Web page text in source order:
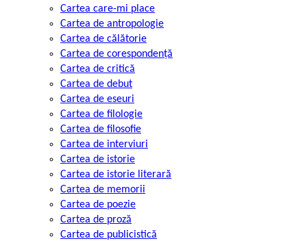
Cartea care-mi place
Cartea de antropologie
Cartea de călătorie
Cartea de corespondență
Cartea de critică
Cartea de debut
Cartea de eseuri
Cartea de filologie
Cartea de filosofie
Cartea de interviuri
Cartea de istorie
Cartea de istorie literară
Cartea de memorii
Cartea de poezie
Cartea de proză
Cartea de publicistică